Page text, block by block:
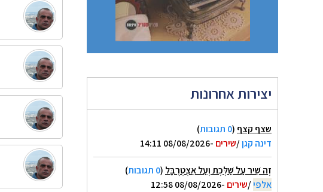
יצירות אחרונות
שצף קצף (0 תגובות
)
דינה קגן/שירים -08/08/2026 14:11
זֶה שִׁיר עַל שַׁלֶּכֶת וְעַל אִצְטְרֻבָּל (0 תגובות
)
אלפי/שירים -08/08/2026 12:58